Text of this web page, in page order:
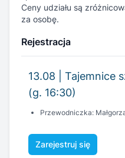
13.08 | Tajemnice
(g. 16:30)
Przewodniczka:
Zarejestruj się
11:00)